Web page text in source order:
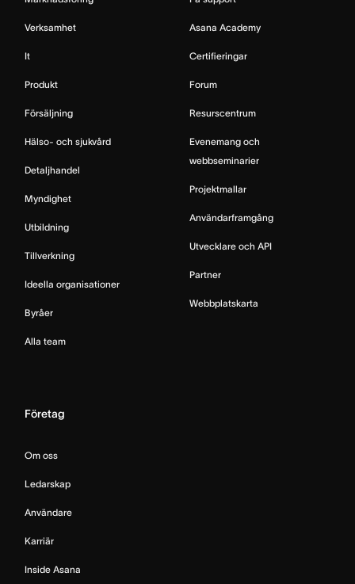
Verksamhet
It
Produkt
Försäljning
Hälso- och sjukvård
Detaljhandel
Myndighet
Utbildning
Tillverkning
Ideella organisationer
Byråer
Alla team
Asana Academy
Certifieringar
Forum
Resurscentrum
Evenemang och
webbseminarier
Projektmallar
Användarframgång
Utvecklare och API
Partner
Webbplatskarta
Företag
Om oss
Ledarskap
Användare
Karriär
Inside Asana